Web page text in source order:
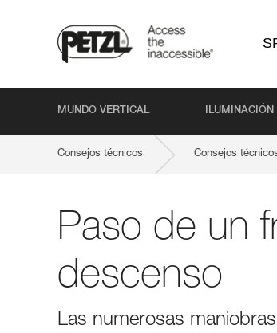
MUNDO VERTICAL ILUMINACIÓN
Consejos técnicos Consejos
Paso de un
descenso
Las numerosas